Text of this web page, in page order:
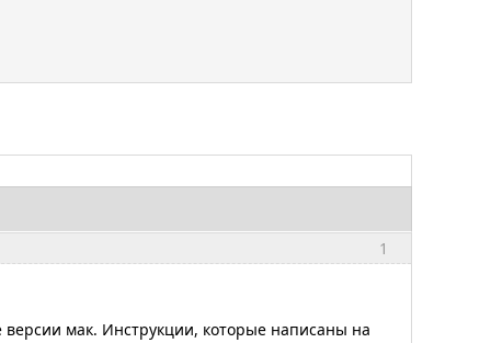
1
версии мак. Инструкции, которые написаны на